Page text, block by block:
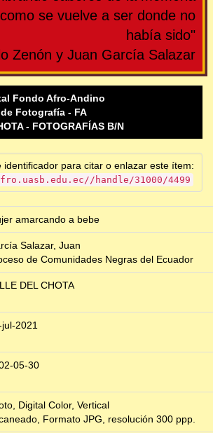
se vuelve a ser donde no
había sido"
Zenón y Juan García Salazar
Fondo Afro-Andino
Fotografía - FA
- FOTOGRAFÍAS B/N
identificador para citar o enlazar este ítem:
handle/31000/4499
amarcando a bebe
Salazar, Juan
de Comunidades Negras del Ecuador
DEL CHOTA
2021
05-30
Digital Color, Vertical
Formato JPG, resolución 300 ppp.